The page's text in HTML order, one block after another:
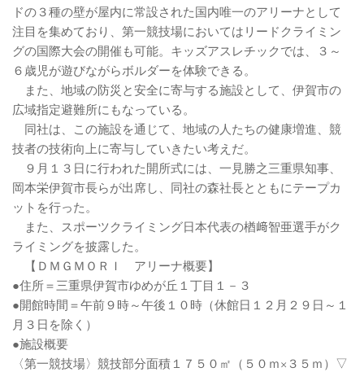
ドの３種の壁が屋内に常設された国内唯一のアリーナとして
注目を集めており、第一競技場においてはリードクライミン
グの国際大会の開催も可能。キッズアスレチックでは、３～
６歳児が遊びながらボルダーを体験できる。
また、地域の防災と安全に寄与する施設として、伊賀市の
広域指定避難所にもなっている。
同社は、この施設を通じて、地域の人たちの健康増進、競
技者の技術向上に寄与していきたい考えだ。
９月１３日に行われた開所式には、一見勝之三重県知事、
岡本栄伊賀市長らが出席し、同社の森社長とともにテープカ
ットを行った。
また、スポーツクライミング日本代表の楢﨑智亜選手がク
ライミングを披露した。
【ＤＭＧＭＯＲＩ アリーナ概要】
●住所＝三重県伊賀市ゆめが丘１丁目１－３
●開館時間＝午前９時～午後１０時（休館日１２月２９日～１
月３日を除く）
●施設概要
〈第一競技場〉競技部分面積１７５０㎡（５０ｍ×３５ｍ）▽